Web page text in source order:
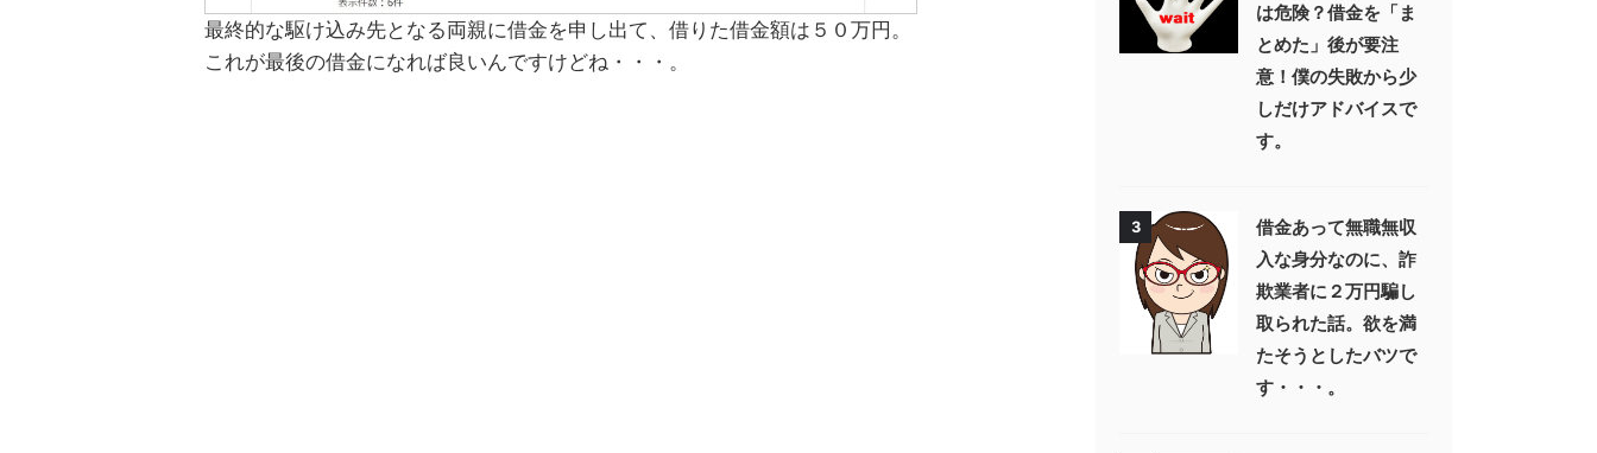
最終的な駆け込み先となる両親に借金を申し出て、借りた借金額は５０万円。
これが最後の借金になれば良いんですけどね・・・。
は危険？借金を「ま
とめた」後が要注
意！僕の失敗から少
しだけアドバイスで
す。
3
借金あって無職無収
入な身分なのに、詐
欺業者に２万円騙し
取られた話。欲を満
たそうとしたバツで
す・・・。